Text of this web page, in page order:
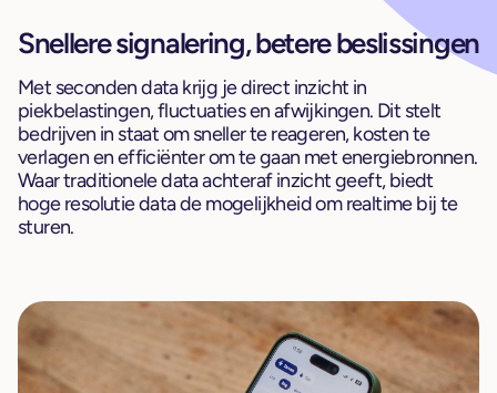
Snellere signalering, betere beslissingen
Met seconden data krijg je direct inzicht in
piekbelastingen, fluctuaties en afwijkingen. Dit stelt
bedrijven in staat om sneller te reageren, kosten te
verlagen en efficiënter om te gaan met energiebronnen.
Waar traditionele data achteraf inzicht geeft, biedt
hoge resolutie data de mogelijkheid om realtime bij te
sturen.